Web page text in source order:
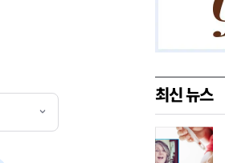
최신 뉴스